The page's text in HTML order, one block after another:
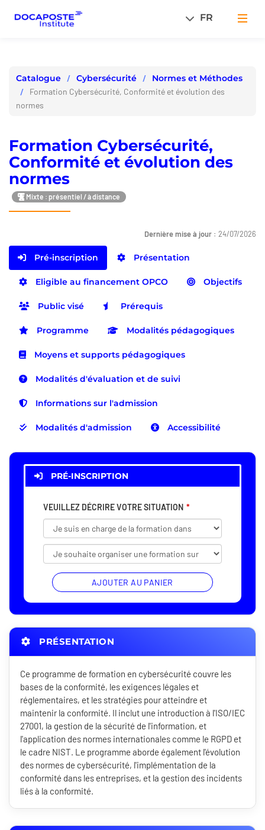
FR
Catalogue Cybersécurité Normes et Méthodes
Formation Cybersécurité, Conformité et évolution des
normes
Formation Cybersécurité,
Conformité et évolution des
normes
Mixte : présentiel / à distance
Dernière mise à jour : 24/07/2026
Pré-inscription Présentation
Eligible au financement OPCO Objectifs
Public visé Prérequis
Programme Modalités pédagogiques
Moyens et supports pédagogiques
Modalités d'évaluation et de suivi
Informations sur l'admission
Modalités d'admission Accessibilité
PRÉ-INSCRIPTION
VEUILLEZ DÉCRIRE VOTRE SITUATION
AJOUTER AU PANIER
PRÉSENTATION
Ce programme de formation en cybersécurité couvre les
bases de la conformité, les exigences légales et
réglementaires, et les stratégies pour atteindre et
maintenir la conformité. Il inclut une introduction à l'ISO/IEC
27001, la gestion de la sécurité de l'information, et
l'application des normes internationales comme le RGPD et
le cadre NIST. Le programme aborde également l'évolution
des normes de cybersécurité, l'implémentation de la
conformité dans les entreprises, et la gestion des incidents
liés à la conformité.